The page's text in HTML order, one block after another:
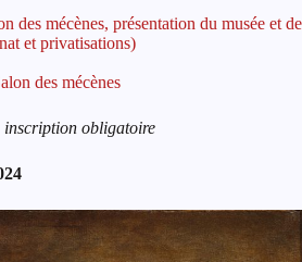
des mécènes, présentation du musée et de
et privatisations)
des mécènes
inscription obligatoire